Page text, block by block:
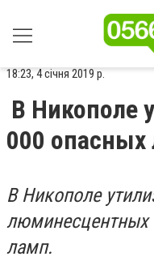
18:23, 4 січня 2019 р.
В Никополе
000 опасных
В Никополе
люминесцентных
ламп.